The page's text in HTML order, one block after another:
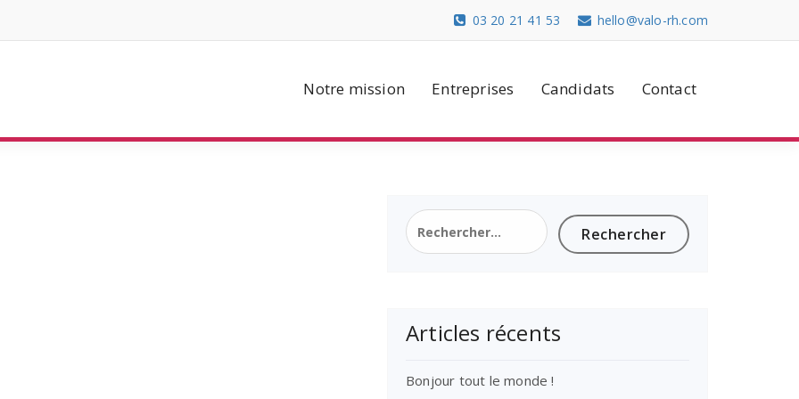
hello@valo-rh.com
03 20 21 41 53
Notre mission Entreprises Candidats Contact
Rechercher :
Articles récents
Bonjour tout le monde !